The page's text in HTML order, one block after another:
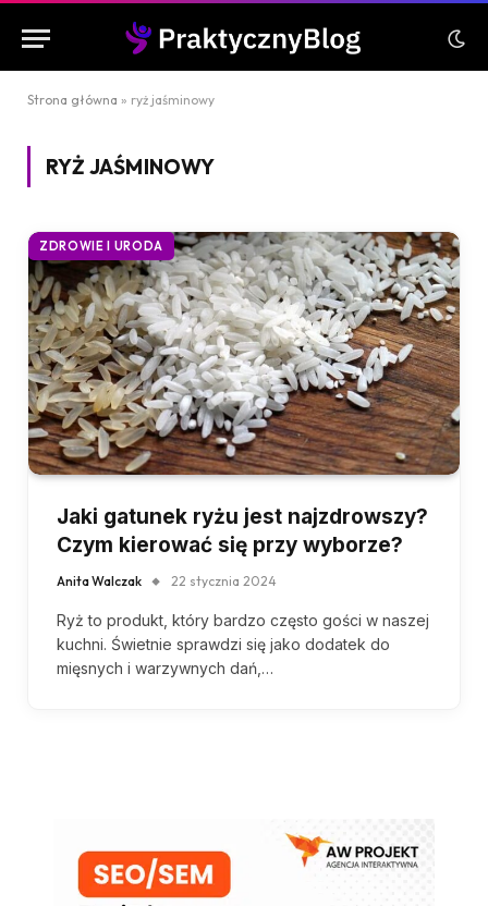
Strona główna » ryż jaśminowy
RYŻ JAŚMINOWY
ZDROWIE I URODA
Jaki gatunek ryżu jest najzdrowszy?
Czym kierować się przy wyborze?
Anita Walczak 22 stycznia 2024
Ryż to produkt, który bardzo często gości w naszej
kuchni. Świetnie sprawdzi się jako dodatek do
mięsnych i warzywnych dań,…